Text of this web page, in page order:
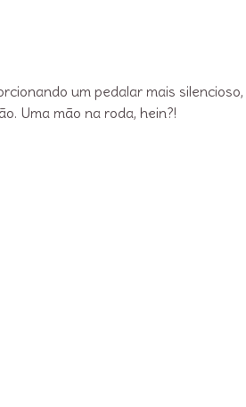
um pedalar mais silencioso,
Uma mão na roda, hein?!